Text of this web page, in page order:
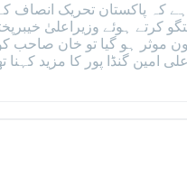
ہے کہ پاکستان تحریک
کرتے ہوئے وزیراعلیٰ
موثر ہو گیا تو خان
امین گنڈا پور کا مزید